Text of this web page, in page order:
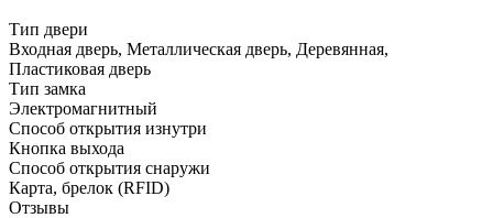
Тип двери
Входная дверь, Металлическая дверь, Деревянная,
Пластиковая дверь
Тип замка
Электромагнитный
Способ открытия изнутри
Кнопка выхода
Способ открытия снаружи
Карта, брелок (RFID)
Отзывы